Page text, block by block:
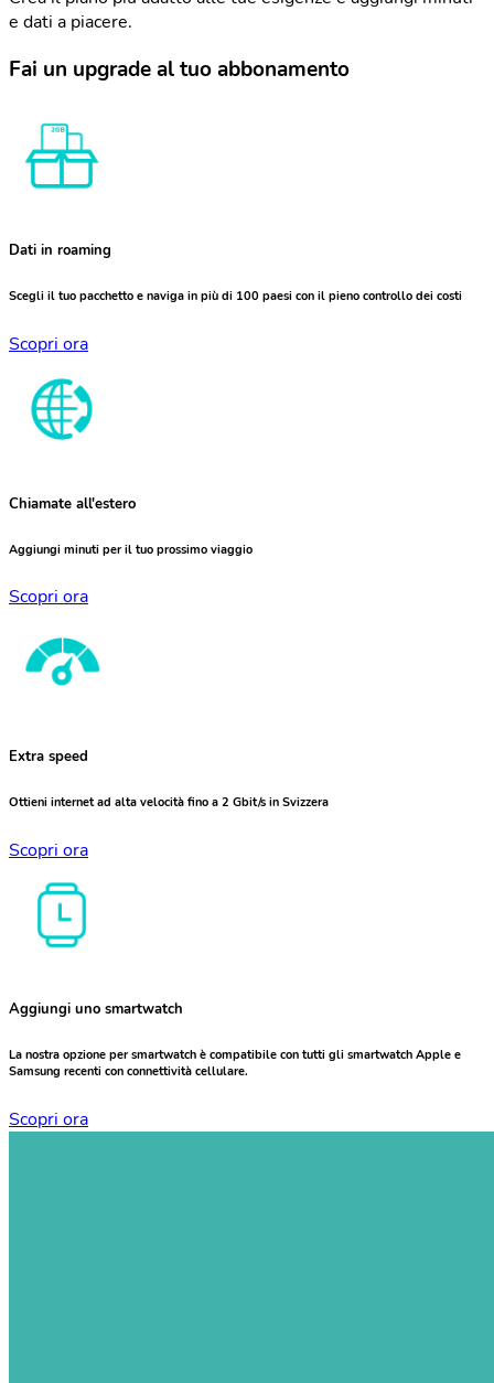
e dati a piacere.
Fai un upgrade al tuo abbonamento
Dati in roaming
Scegli il tuo pacchetto e naviga in più di 100 paesi con il pieno controllo dei costi
Scopri ora
Chiamate all'estero
Aggiungi minuti per il tuo prossimo viaggio
Scopri ora
Extra speed
Ottieni internet ad alta velocità fino a 2 Gbit/s in Svizzera
Scopri ora
Aggiungi uno smartwatch
La nostra opzione per smartwatch è compatibile con tutti gli smartwatch Apple e
Samsung recenti con connettività cellulare.
Scopri ora